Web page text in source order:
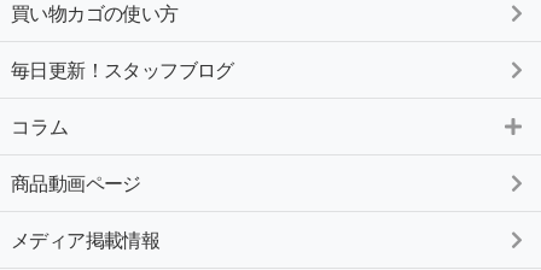
買い物カゴの使い方
毎日更新！スタッフブログ
コラム
商品動画ページ
メディア掲載情報